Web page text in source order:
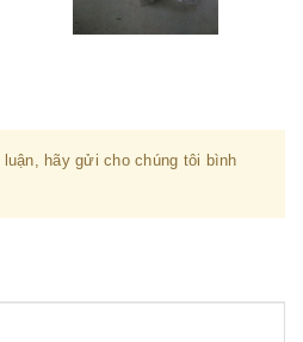
hãy gửi cho chúng tôi bình